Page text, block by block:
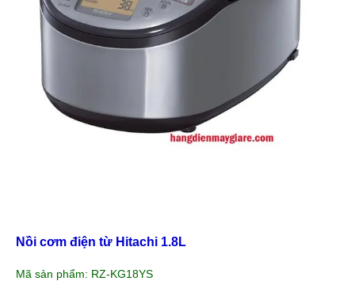
Nồi cơm điện từ Hitachi 1.8L
Mã sản phẩm: RZ-KG18YS